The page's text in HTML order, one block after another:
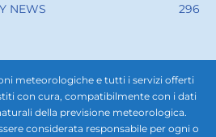
NEWS
296
meteorologiche e tutti i servizi offerti
con cura, compatibilmente con i dati
della previsione meteorologica.
considerata responsabile per ogni o